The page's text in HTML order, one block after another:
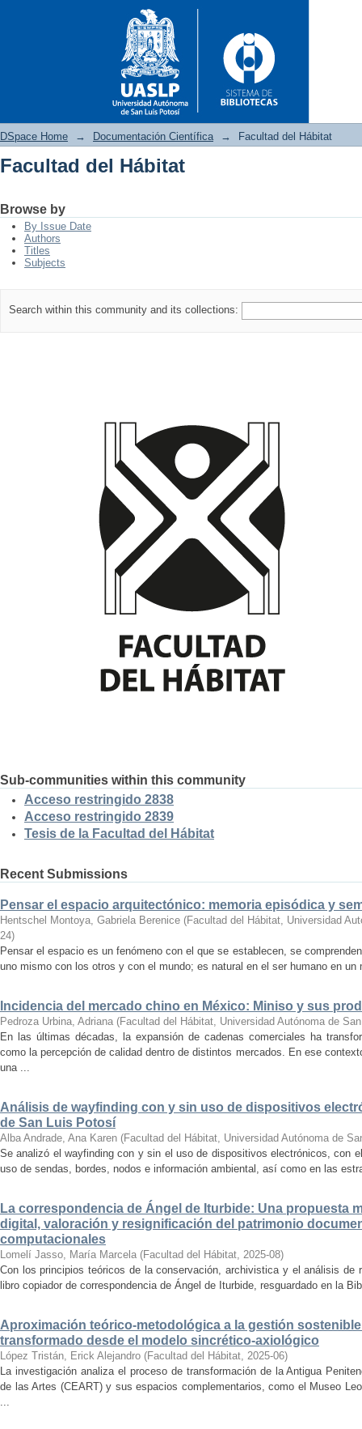
DSpace Home → Documentación Científica → Facultad del Hábitat
Facultad del Hábitat
Browse by
By Issue Date
Authors
Titles
Subjects
Search within this community and its collections:
Sub-communities within this community
Acceso restringido 2838
Acceso restringido 2839
Tesis de la Facultad del Hábitat
Recent Submissions
Pensar el espacio arquitectónico: memoria episódica y
Hentschel Montoya, Gabriela Berenice (Facultad del Hábitat, Universidad
24)
Pensar el espacio es un fenómeno con el que se establecen, se
uno mismo con los otros y con el mundo; es natural en el ser humano en
Incidencia del mercado chino en México: Miniso y sus
Pedroza Urbina, Adriana (Facultad del Hábitat, Universidad Autónoma de
En las últimas décadas, la expansión de cadenas comerciales ha
como la percepción de calidad dentro de distintos mercados. En ese
una ...
Análisis de wayfinding con y sin uso de dispositivos
de San Luis Potosí
Alba Andrade, Ana Karen (Facultad del Hábitat, Universidad Autónoma de
Se analizó el wayfinding con y sin el uso de dispositivos electrónicos, con
uso de sendas, bordes, nodos e información ambiental, así como en las
La correspondencia de Ángel de Iturbide: Una propuesta
digital, valoración y resignificación del patrimonio
computacionales
Lomelí Jasso, María Marcela (Facultad del Hábitat, 2025-08)
Con los principios teóricos de la conservación, archivistica y el análisis de
libro copiador de correspondencia de Ángel de Iturbide, resguardado en la
Aproximación teórico-metodológica a la gestión
transformado desde el modelo sincrético-axiológico
López Tristán, Erick Alejandro (Facultad del Hábitat, 2025-06)
La investigación analiza el proceso de transformación de la Antigua
de las Artes (CEART) y sus espacios complementarios, como el Museo
...